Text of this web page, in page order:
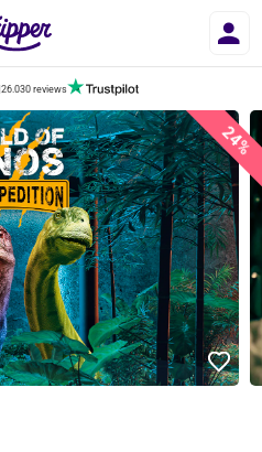
|26.030 reviews
24%